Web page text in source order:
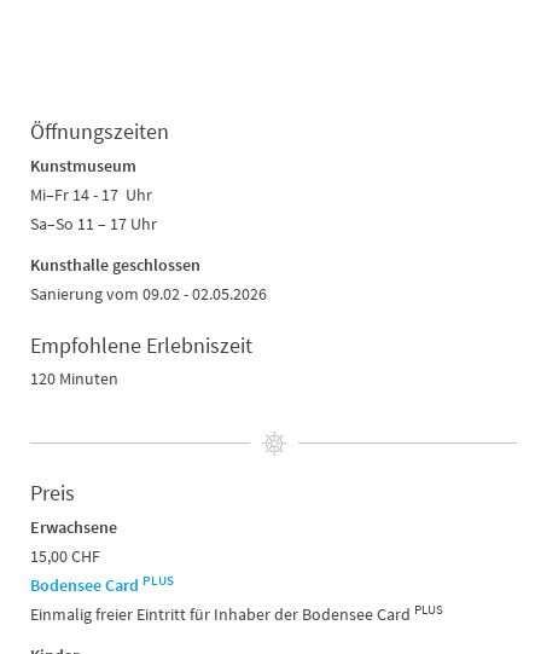
Öffnungszeiten
Kunstmuseum
Mi–Fr 14 - 17 Uhr
Sa–So 11 – 17 Uhr
Kunsthalle geschlossen
Sanierung vom 09.02 - 02.05.2026
Empfohlene Erlebniszeit
120 Minuten
Preis
Erwachsene
15,00 CHF
Bodensee Card PLUS
Einmalig freier Eintritt für Inhaber der Bodensee Card PLUS